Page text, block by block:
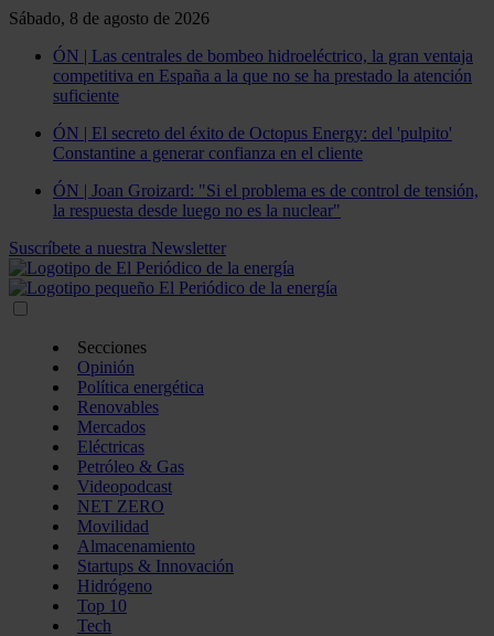
Sábado, 8 de agosto de 2026
ÓN | Las centrales de bombeo hidroeléctrico, la gran ventaja
competitiva en España a la que no se ha prestado la atención
suficiente
ÓN | El secreto del éxito de Octopus Energy: del 'pulpito'
Constantine a generar confianza en el cliente
ÓN | Joan Groizard: "Si el problema es de control de tensión,
la respuesta desde luego no es la nuclear"
Suscríbete a nuestra Newsletter
Secciones
Opinión
Política energética
Renovables
Mercados
Eléctricas
Petróleo & Gas
Videopodcast
NET ZERO
Movilidad
Almacenamiento
Startups & Innovación
Hidrógeno
Top 10
Tech